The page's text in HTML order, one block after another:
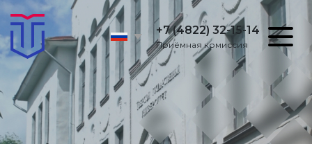
+7 (4822) 32-15-14
Приёмная комиссия